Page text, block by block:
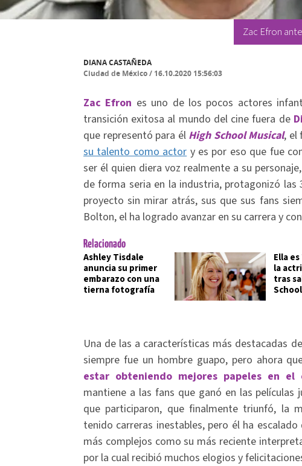
Zac Efron
DIANA CASTAÑEDA
Ciudad de México/ 16.10.2020 15:56:03
Zac Efron es uno de los pocos actores
transición exitosa al mundo del cine fuera de
que representó para él High School Musical, el
su talento como actory es por eso que fue
ser él quien diera voz realmente a su
de forma seria en la industria, protagonizó las
proyecto sin mirar atrás, sus que sus fans
Bolton, el ha logrado avanzar en su carrera y
Relacionado
Ashley Tisdale
anuncia su primer
embarazo con una
tierna fotografía
Ella
la
tras
Una de las a características más destacadas
siempre fue un hombre guapo, pero ahora
estar obteniendo mejores papeles en el
mantiene a las fans que ganó en las películas
que participaron, que finalmente triunfó, la
tenido carreras inestables, pero él ha
más complejos como su más reciente
por la cual recibió muchos elogios y